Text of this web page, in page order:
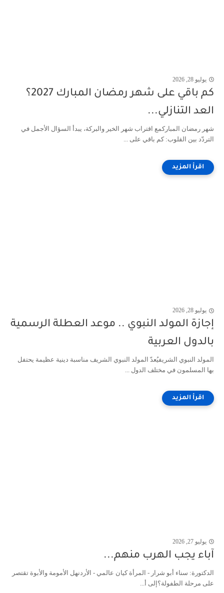
يوليو 28, 2026
كم باقي على شهر رمضان المبارك 2027؟
العد التنازلي...
شهر رمضان المباركمع اقتراب شهر الخير والبركة، يبدأ السؤال الأجمل في
التردّد بين القلوب: كم باقي على ...
يوليو 28, 2026
إجازة المولد النبوي .. موعد العطلة الرسمية
بالدول العربية
المولد النبوي الشريفيُعدّ المولد النبوي الشريف مناسبة دينية عظيمة يحتفل
بها المسلمون في مختلف الدول ...
يوليو 27, 2026
آباء يجب الهرب منهم...
الدكتورة: سناء أبو شرار - المرأة كيان عالمي - الأردنهل الأمومة والأبوة تقتصر
على مرحلة الطفولة؟إلى أ...